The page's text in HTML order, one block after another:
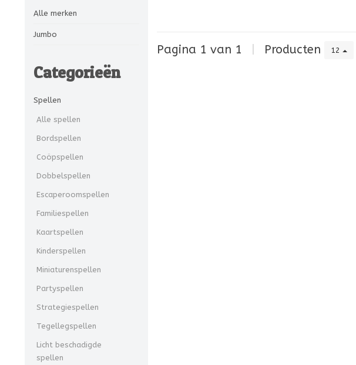
Alle merken
Jumbo
Categorieën
Spellen
Alle spellen
Bordspellen
Coöpspellen
Dobbelspellen
Escaperoomspellen
Familiespellen
Kaartspellen
Kinderspellen
Miniaturenspellen
Partyspellen
Strategiespellen
Tegellegspellen
Licht beschadigde
spellen
Pagina 1 van 1 Producten 12